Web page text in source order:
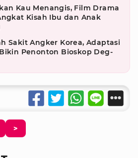
Kau Menangis, Film Drama
Kisah Ibu dan Anak
Sakit Angker Korea, Adaptasi
Penonton Bioskop Deg-
>